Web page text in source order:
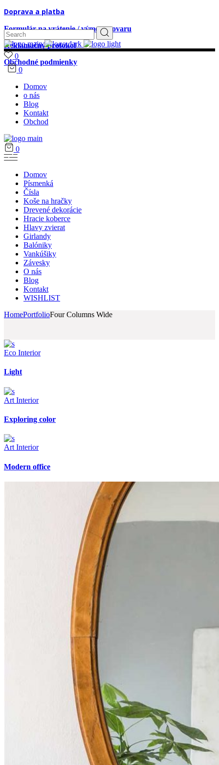
Doprava a platba
Formulár na vrátenie / výmenu tovaru
Reklamačný protokol
Obchodné podmienky
Search
for:
0
0
Domov
o nás
Blog
Kontakt
Obchod
0
Domov
Písmenká
Čísla
Koše na hračky
Drevené dekorácie
Hracie koberce
Hlavy zvierat
Girlandy
Balóniky
Vankúšiky
Závesky
O nás
Blog
Kontakt
WISHLIST
HomePortfolioFour Columns Wide
Eco Interior
Light
Art Interior
Exploring color
Art Interior
Modern office